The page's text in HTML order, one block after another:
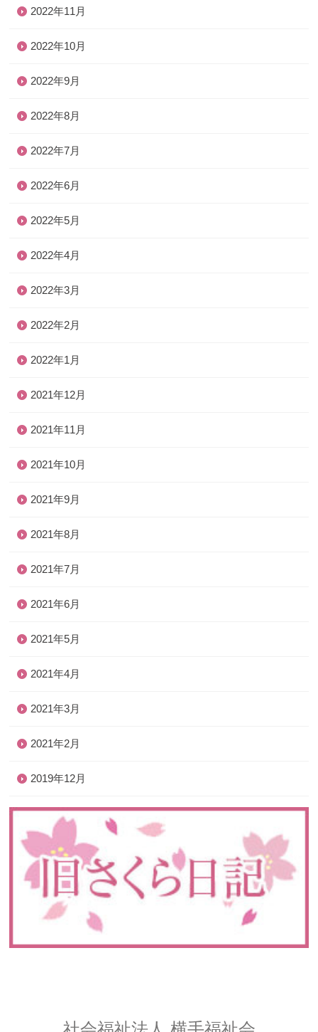
2022年11月
2022年10月
2022年9月
2022年8月
2022年7月
2022年6月
2022年5月
2022年4月
2022年3月
2022年2月
2022年1月
2021年12月
2021年11月
2021年10月
2021年9月
2021年8月
2021年7月
2021年6月
2021年5月
2021年4月
2021年3月
2021年2月
2019年12月